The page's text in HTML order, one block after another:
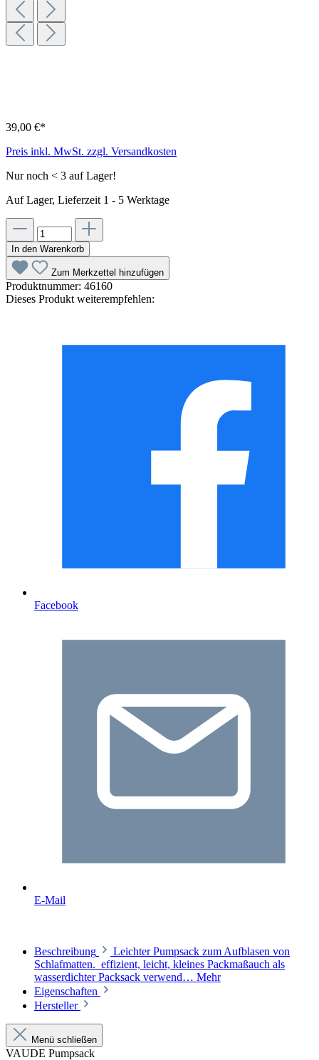
39,00 €*
Preis inkl. MwSt. zzgl. Versandkosten
Nur noch < 3 auf Lager!
Auf Lager, Lieferzeit 1 - 5 Werktage
In den Warenkorb
Zum Merkzettel hinzufügen
Produktnummer: 46160
Dieses Produkt weiterempfehlen:
Facebook
E-Mail
Beschreibung
Leichter Pumpsack zum Aufblasen von
Schlafmatten. effizient, leicht, kleines Packmaßauch als
wasserdichter Packsack verwend… Mehr
Eigenschaften
Hersteller
Menü schließen
VAUDE Pumpsack